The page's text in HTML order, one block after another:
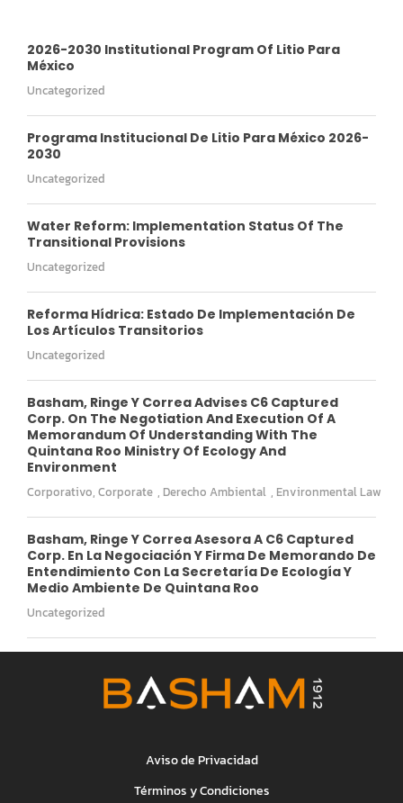
2026-2030 Institutional Program Of Litio Para
México
Uncategorized
Programa Institucional De Litio Para México 2026-
2030
Uncategorized
Water Reform: Implementation Status Of The
Transitional Provisions
Uncategorized
Reforma Hídrica: Estado De Implementación De
Los Artículos Transitorios
Uncategorized
Basham, Ringe Y Correa Advises C6 Captured
Corp. On The Negotiation And Execution Of A
Memorandum Of Understanding With The
Quintana Roo Ministry Of Ecology And
Environment
Corporativo, Corporate , Derecho Ambiental , Environmental Law
Basham, Ringe Y Correa Asesora A C6 Captured
Corp. En La Negociación Y Firma De Memorando De
Entendimiento Con La Secretaría De Ecología Y
Medio Ambiente De Quintana Roo
Uncategorized
Aviso de Privacidad
Términos y Condiciones